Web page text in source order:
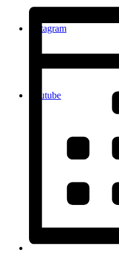
Instagram
Youtube